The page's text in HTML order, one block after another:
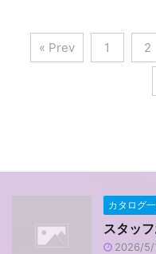
« Prev 1 2
カタログ
スタッ
2026/5/